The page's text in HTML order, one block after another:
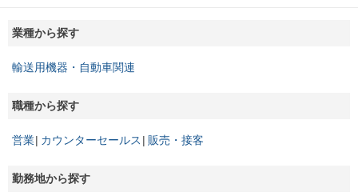
業種から探す
輸送用機器・自動車関連
職種から探す
営業 カウンターセールス 販売・接客
勤務地から探す